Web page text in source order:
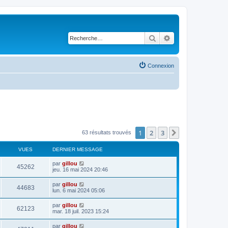
Rechercher
Connexion
63 résultats trouvés 1 2 3
VUES DERNIER MESSAGE
45262 par gillou
jeu. 16 mai 2024 20:46
44683 par gillou
lun. 6 mai 2024 05:06
62123 par gillou
mar. 18 juil. 2023 15:24
par gillou